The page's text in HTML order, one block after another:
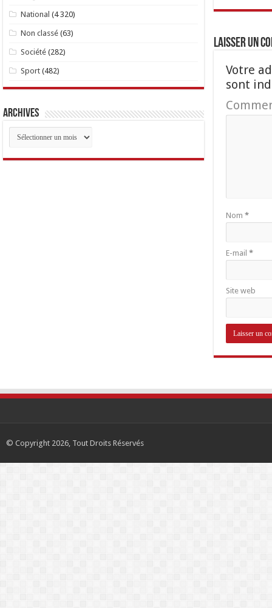
Laisser un
Votre
sont
Nom *
E-mail *
Site web
National (4 320)
Non classé (63)
Société (282)
Sport (482)
Archives
Archives
© Copyright 2026, Tout Droits Réservés